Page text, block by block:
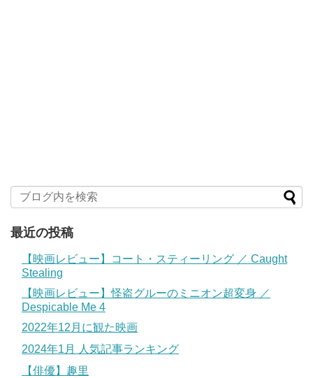
最近の投稿
【映画レビュー】コート・スティーリング ／ Caught
Stealing
【映画レビュー】怪盗グルーのミニオン超変身 ／
Despicable Me 4
2022年12月に観た映画
2024年1月 人気記事ランキング
【俳優】趣里